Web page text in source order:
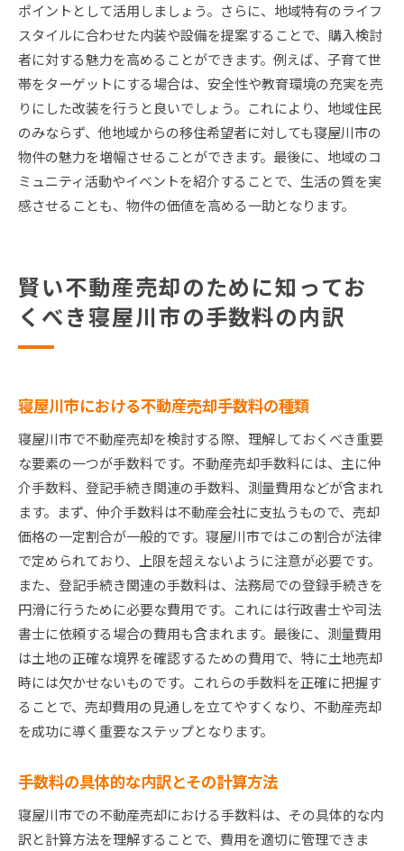
ポイントとして活用しましょう。さらに、地域特有のライフ
スタイルに合わせた内装や設備を提案することで、購入検討
者に対する魅力を高めることができます。例えば、子育て世
帯をターゲットにする場合は、安全性や教育環境の充実を売
りにした改装を行うと良いでしょう。これにより、地域住民
のみならず、他地域からの移住希望者に対しても寝屋川市の
物件の魅力を増幅させることができます。最後に、地域のコ
ミュニティ活動やイベントを紹介することで、生活の質を実
感させることも、物件の価値を高める一助となります。
賢い不動産売却のために知ってお
くべき寝屋川市の手数料の内訳
寝屋川市における不動産売却手数料の種類
寝屋川市で不動産売却を検討する際、理解しておくべき重要
な要素の一つが手数料です。不動産売却手数料には、主に仲
介手数料、登記手続き関連の手数料、測量費用などが含まれ
ます。まず、仲介手数料は不動産会社に支払うもので、売却
価格の一定割合が一般的です。寝屋川市ではこの割合が法律
で定められており、上限を超えないように注意が必要です。
また、登記手続き関連の手数料は、法務局での登録手続きを
円滑に行うために必要な費用です。これには行政書士や司法
書士に依頼する場合の費用も含まれます。最後に、測量費用
は土地の正確な境界を確認するための費用で、特に土地売却
時には欠かせないものです。これらの手数料を正確に把握す
ることで、売却費用の見通しを立てやすくなり、不動産売却
を成功に導く重要なステップとなります。
手数料の具体的な内訳とその計算方法
寝屋川市での不動産売却における手数料は、その具体的な内
訳と計算方法を理解することで、費用を適切に管理できま